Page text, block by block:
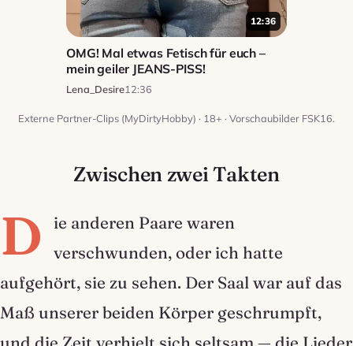
12:36
OMG! Mal etwas Fetisch für euch –
mein geiler JEANS-PISS!
Lena_Desire12:36
Externe Partner-Clips (MyDirtyHobby) · 18+ · Vorschaubilder FSK16.
Zwischen zwei Takten
D
ie anderen Paare waren
verschwunden, oder ich hatte
aufgehört, sie zu sehen. Der Saal war auf das
Maß unserer beiden Körper geschrumpft,